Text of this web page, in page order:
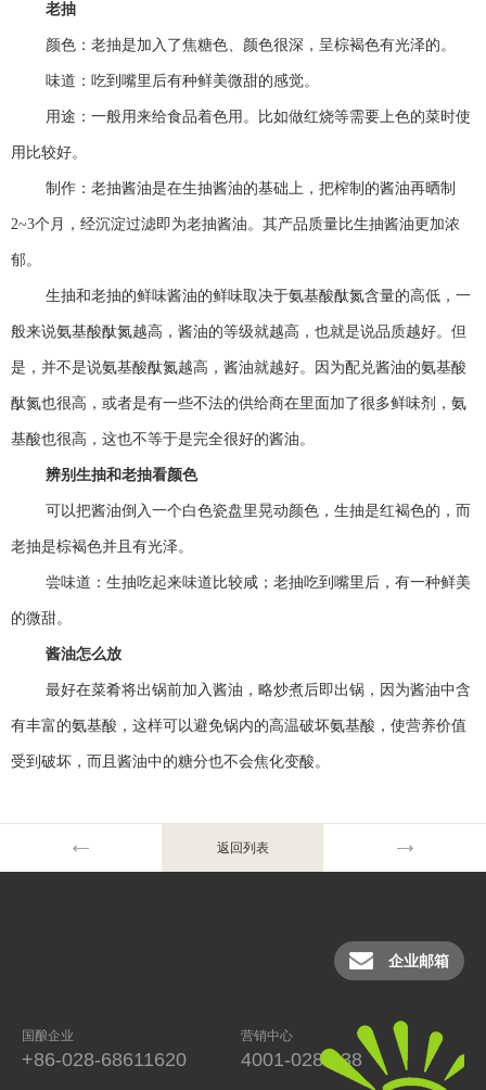
老抽
颜色：老抽是加入了焦糖色、颜色很深，呈棕褐色有光泽的。
味道：吃到嘴里后有种鲜美微甜的感觉。
用途：一般用来给食品着色用。比如做红烧等需要上色的菜时使
用比较好。
制作：老抽酱油是在生抽酱油的基础上，把榨制的酱油再晒制
2~3个月，经沉淀过滤即为老抽酱油。其产品质量比生抽酱油更加浓
郁。
生抽和老抽的鲜味酱油的鲜味取决于氨基酸酞氮含量的高低，一
般来说氨基酸酞氮越高，酱油的等级就越高，也就是说品质越好。但
是，并不是说氨基酸酞氮越高，酱油就越好。因为配兑酱油的氨基酸
酞氮也很高，或者是有一些不法的供给商在里面加了很多鲜味剂，氨
基酸也很高，这也不等于是完全很好的酱油。
辨别生抽和老抽看颜色
可以把酱油倒入一个白色瓷盘里晃动颜色，生抽是红褐色的，而
老抽是棕褐色并且有光泽。
尝味道：生抽吃起来味道比较咸；老抽吃到嘴里后，有一种鲜美
的微甜。
酱油怎么放
最好在菜肴将出锅前加入酱油，略炒煮后即出锅，因为酱油中含
有丰富的氨基酸，这样可以避免锅内的高温破坏氨基酸，使营养价值
受到破坏，而且酱油中的糖分也不会焦化变酸。
返回列表
国酿企业
+86-028-68611620
营销中心
4001-028-038
企业邮箱